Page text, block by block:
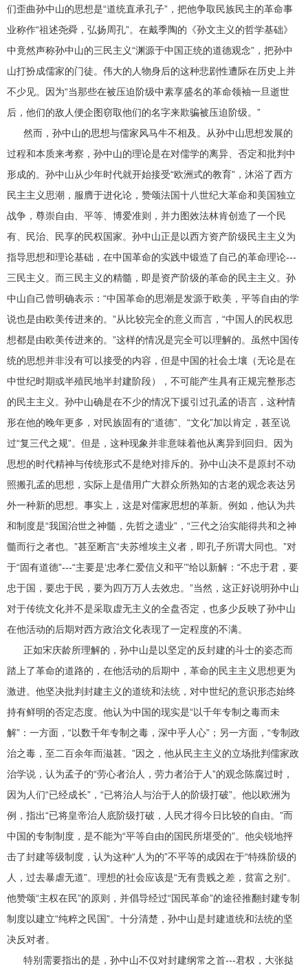
们歪曲孙中山的思想是“道统直承孔子”，把他争取民族民主的革命事
业称作“祖述尧舜，弘扬周孔”。在戴季陶的《孙文主义的哲学基础》
中竟然声称孙中山的三民主义“渊源于中国正统的道德观念”，把孙中
山打扮成儒家的门徒。伟大的人物身后的这种悲剧性遭际在历史上并
不少见。因为“当那些在被压迫阶级中素享盛名的革命领袖一旦逝世
后，他们的敌人便企图窃取他们的名字来欺骗被压迫阶级。”
然而，孙中山的思想与儒家风马牛不相及。从孙中山思想发展的
过程和本质来考察，孙中山的理论是在对儒学的离异、否定和批判中
形成的。孙中山从少年时代就开始接受“欧洲式的教育”，沐浴了西方
民主主义思潮，服膺于进化论，赞颂法国十八世纪大革命和美国独立
战争，尊崇自由、平等、博爱准则，并力图效法林肯创造了一个民
有、民治、民享的民权国家。孙中山正是以西方资产阶级民主主义为
指导思想和理论基础，在中国革命的实践中锻造了自己的革命理论---
三民主义。而三民主义的精髓，即是资产阶级的革命的民主主义。孙
中山自己曾明确表示：“中国革命的思潮是发源于欧美，平等自由的学
说也是由欧美传进来的。”从比较完全的意义而言，“中国人的民权思
想都是由欧美传进来的。”这样的情况是完全可以理解的。虽然中国传
统的思想并非没有可以接受的内容，但是中国的社会土壤（无论是在
中世纪时期或半殖民地半封建阶段），不可能产生具有正规完整形态
的民主主义。孙中山确是在不少的情况下援引过孔孟的语言，这种情
形在他的晚年更多，对民族固有的“道德”、“文化”加以肯定，甚至说
过“复三代之规”。但是，这种现象并非意味着他从离异到回归。因为
思想的时代精神与传统形式不是绝对排斥的。孙中山决不是原封不动
照搬孔孟的思想，实际上是借用广大群众所熟知的古老的观念表达另
外一种新的思想。事实上，这是对儒家思想的革新。例如，他认为共
和制度是“我国治世之神髓，先哲之遗业”，“三代之治实能得共和之神
髓而行之者也。”甚至断言“夫苏维埃主义者，即孔子所谓大同也。”对
于“固有道德”---“主要是‘忠孝仁爱信义和平’”给以新解：“不忠于君，要
忠于国，要忠于民，要为四万万人去效忠。”当然，这正好说明孙中山
对于传统文化并不是采取虚无主义的全盘否定，也多少反映了孙中山
在他活动的后期对西方政治文化表现了一定程度的不满。
正如宋庆龄所理解的，孙中山是以坚定的反封建的斗士的姿态而
踏上了革命的道路的，在他活动的后期中，革命的民主主义思想更为
激进。他坚决批判封建主义的道统和法统，对中世纪的意识形态始终
持有鲜明的否定态度。他认为中国的现实是“以千年专制之毒而未
解”：一方面，“以数千年专制之毒，深中乎人心”；另一方面，“专制政
治之毒，至二百余年而滋甚。”因之，他从民主主义的立场批判儒家政
治学说，认为孟子的“劳心者治人，劳力者治于人”的观念陈腐过时，
因为人们“已经成长”，“已将治人与治于人的阶级打破”。他以欧洲为
例，指出“已将皇帝治人底阶级打破，人民才得今日比较的自由。”而
中国的专制制度，是不能为“平等自由的国民所堪受的”。他尖锐地抨
击了封建等级制度，认为这种“人为的”不平等的成因在于“特殊阶级的
人，过去暴虐无道”。理想的社会应该是“无有贵贱之差，贫富之别”。
他赞颂“主权在民”的原则，并倡导经过“国民革命”的途径推翻封建专制
制度以建立“纯粹之民国”。十分清楚，孙中山是封建道统和法统的坚
决反对者。
特别需要指出的是，孙中山不仅对封建纲常之首---君权，大张挞